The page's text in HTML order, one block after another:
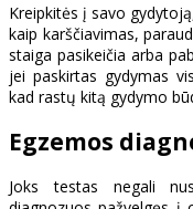
Kreipkitės į savo
kaip karščiavimas,
staiga pasikeičia arba
jei paskirtas gydymas
kad rastų kitą gydymo
Egzemos
Joks testas negali